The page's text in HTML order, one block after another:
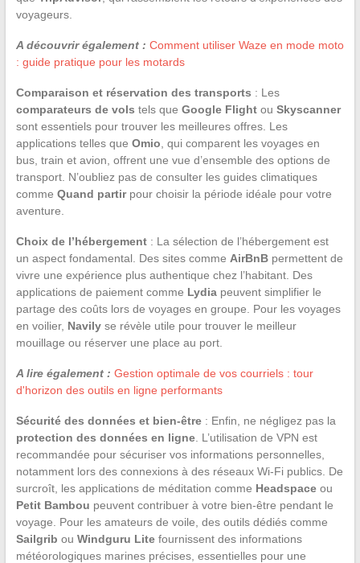
voyageurs.
A découvrir également : Comment utiliser Waze en mode moto
: guide pratique pour les motards
Comparaison et réservation des transports : Les
comparateurs de vols tels que Google Flightou Skyscanner
sont essentiels pour trouver les meilleures offres. Les
applications telles que Omio , qui comparent les voyages en
bus, train et avion, offrent une vue d’ensemble des options de
transport. N’oubliez pas de consulter les guides climatiques
comme Quand partirpour choisir la période idéale pour votre
aventure.
Choix de l’hébergement: La sélection de l’hébergement est
un aspect fondamental. Des sites comme AirBnBpermettent de
vivre une expérience plus authentique chez l’habitant. Des
applications de paiement comme Lydiapeuvent simplifier le
partage des coûts lors de voyages en groupe. Pour les voyages
en voilier, Navilyse révèle utile pour trouver le meilleur
mouillage ou réserver une place au port.
A lire également : Gestion optimale de vos courriels : tour
d'horizon des outils en ligne performants
Sécurité des données et bien-être: Enfin, ne négligez pas la
protection des données en ligne. L’utilisation de VPN est
recommandée pour sécuriser vos informations personnelles,
notamment lors des connexions à des réseaux Wi-Fi publics. De
surcroît, les applications de méditation comme Headspaceou
Petit Bambou peuvent contribuer à votre bien-être pendant le
voyage. Pour les amateurs de voile, des outils dédiés comme
Sailgrib ou Windguru Litefournissent des informations
météorologiques marines précises, essentielles pour une